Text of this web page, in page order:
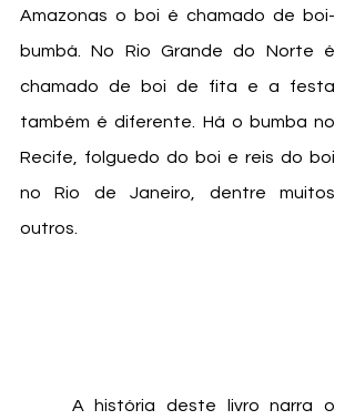
Amazonas o boi é chamado de boi-
bumbá. No Rio Grande do Norte é
chamado de boi de fita e a festa
também é diferente. Há o bumba no
Recife, folguedo do boi e reis do boi
no Rio de Janeiro, dentre muitos
outros.